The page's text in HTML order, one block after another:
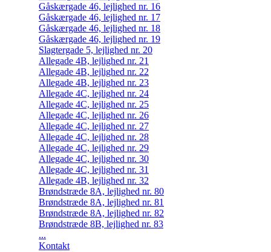
Gåskærgade 46, lejlighed nr. 16
Gåskærgade 46, lejlighed nr. 17
Gåskærgade 46, lejlighed nr. 18
Gåskærgade 46, lejlighed nr. 19
Slagtergade 5, lejlighed nr. 20
Allegade 4B, lejlighed nr. 21
Allegade 4B, lejlighed nr. 22
Allegade 4B, lejlighed nr. 23
Allegade 4C, lejlighed nr. 24
Allegade 4C, lejlighed nr. 25
Allegade 4C, lejlighed nr. 26
Allegade 4C, lejlighed nr. 27
Allegade 4C, lejlighed nr. 28
Allegade 4C, lejlighed nr. 29
Allegade 4C, lejlighed nr. 30
Allegade 4C, lejlighed nr. 31
Allegade 4B, lejlighed nr. 32
Brøndstræde 8A, lejlighed nr. 80
Brøndstræde 8A, lejlighed nr. 81
Brøndstræde 8A, lejlighed nr. 82
Brøndstræde 8B, lejlighed nr. 83
...
Kontakt